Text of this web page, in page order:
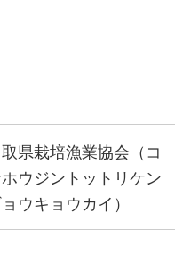
県栽培漁業協会（コ
ウジントットリケン
ウキョウカイ）